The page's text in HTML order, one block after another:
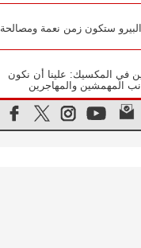
البيرو ستكون زمن نعمة ومصالحة
في المكسيك: علينا أن نكون
المهمشين والمهاجرين
عشر للشباب في أسيزي: